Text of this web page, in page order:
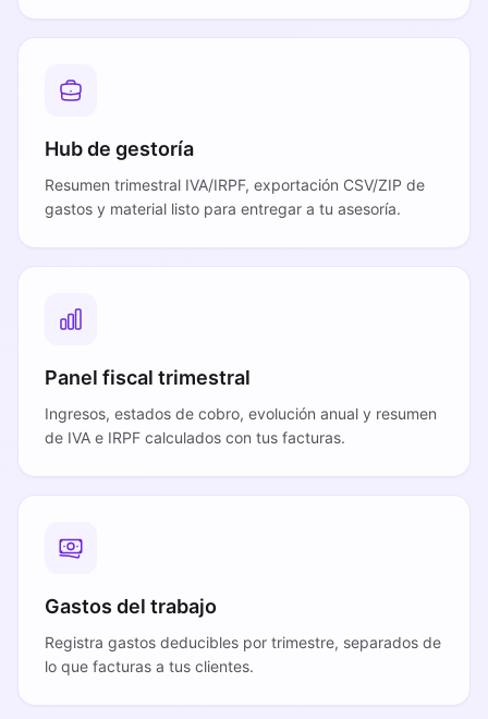
Hub de gestoría
Resumen trimestral IVA/IRPF, exportación CSV/ZIP de
gastos y material listo para entregar a tu asesoría.
Panel fiscal trimestral
Ingresos, estados de cobro, evolución anual y resumen
de IVA e IRPF calculados con tus facturas.
Gastos del trabajo
Registra gastos deducibles por trimestre, separados de
lo que facturas a tus clientes.